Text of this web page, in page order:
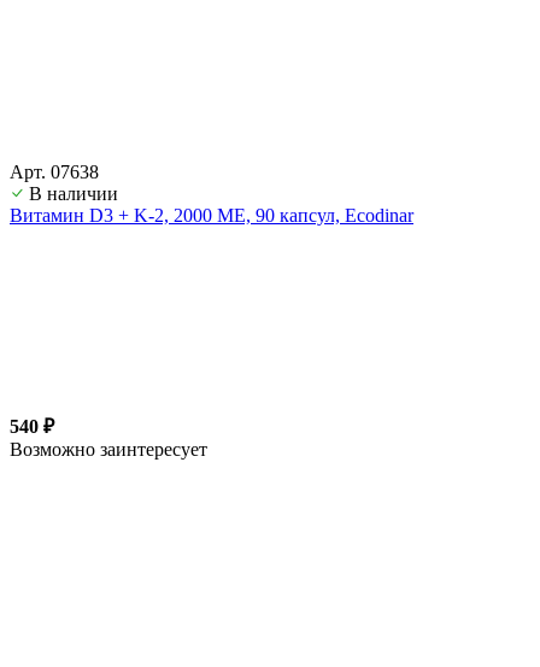
Арт. 07638
В наличии
Витамин D3 + K-2, 2000 ME, 90 капсул, Ecodinar
540 ₽
Возможно заинтересует